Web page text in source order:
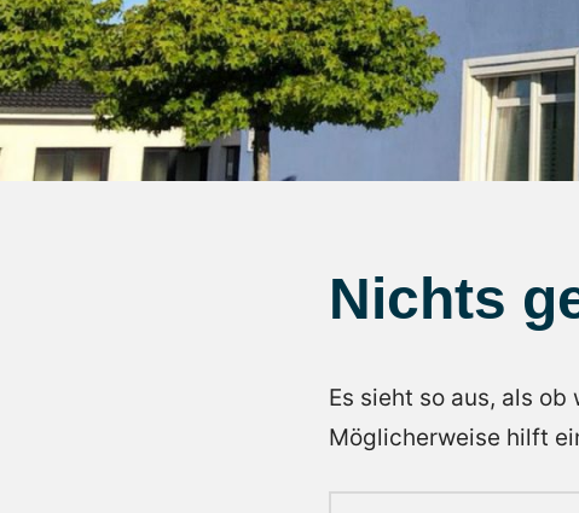
Nichts
Es sieht so aus, als
Möglicherweise hilft